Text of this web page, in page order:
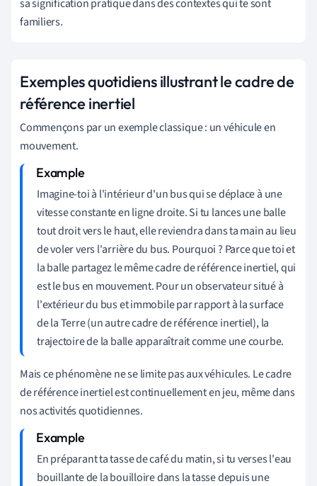
sa signification pratique dans des contextes qui te sont
familiers.
Exemples quotidiens illustrant le cadre de
référence inertiel
Commençons par un exemple classique : un véhicule en
mouvement.
Imagine-toi à l'intérieur d'un bus qui se déplace à une
vitesse constante en ligne droite. Si tu lances une balle
tout droit vers le haut, elle reviendra dans ta main au lieu
de voler vers l'arrière du bus. Pourquoi ? Parce que toi et
la balle partagez le même cadre de référence inertiel, qui
est le bus en mouvement. Pour un observateur situé à
l'extérieur du bus et immobile par rapport à la surface
de la Terre (un autre cadre de référence inertiel), la
trajectoire de la balle apparaîtrait comme une courbe.
Mais ce phénomène ne se limite pas aux véhicules. Le cadre
de référence inertiel est continuellement en jeu, même dans
nos activités quotidiennes.
En préparant ta tasse de café du matin, si tu verses l'eau
bouillante de la bouilloire dans la tasse depuis une